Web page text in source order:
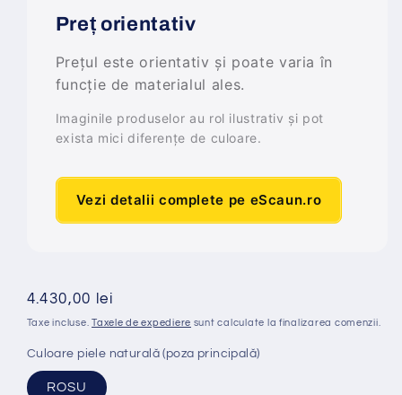
Preț orientativ
Prețul este orientativ și poate varia în
funcție de materialul ales.
Imaginile produselor au rol ilustrativ și pot
exista mici diferențe de culoare.
Vezi detalii complete pe eScaun.ro
Preț
obișnuit
4.430,00 lei
Taxe incluse.Taxele de expediere sunt calculate la finalizarea comenzii.
Culoare piele naturală (poza principală)
ROSU